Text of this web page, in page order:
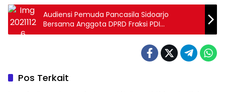
Audiensi Pemuda Pancasila Sidoarjo
Bersama Anggota DPRD Fraksi PDI
Perjuangan
Pos Terkait